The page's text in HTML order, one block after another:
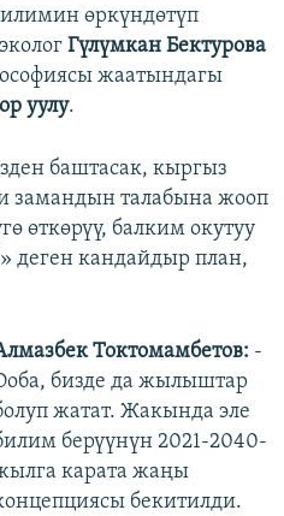
өркүндөтүп
Гүлүмкан Бектурова
жаатындагы
уулу.
баштасак, кыргыз
замандын талабына жооп
өткөрүү, балким окутуу
деген кандайдыр план,
Токтомамбетов: -
бизде да жылыштар
жатат. Жакында эле
берүүнүн 2021-2040-
карата жаңы
бекитилди.